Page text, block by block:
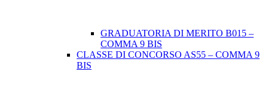
GRADUATORIA DI MERITO B015 –
COMMA 9 BIS
CLASSE DI CONCORSO AS55 – COMMA 9
BIS